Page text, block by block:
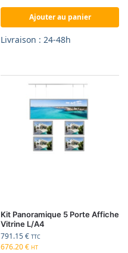
Ajouter au panier
Livraison : 24-48h
Kit Panoramique 5 Porte Affiche
Vitrine L/A4
791.15€ TTC
676.20€ HT